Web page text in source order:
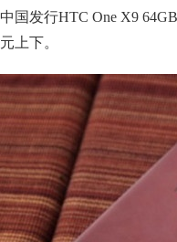
中国发行HTC One X9
元上下。